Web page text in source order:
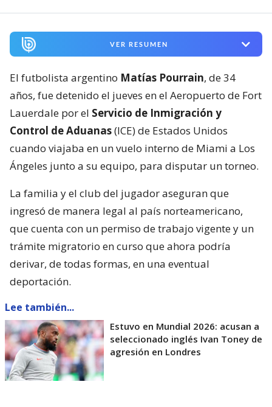
VER RESUMEN
El futbolista argentino Matías Pourrain, de 34
años, fue detenido el jueves en el Aeropuerto de Fort
Lauerdale por el Servicio de Inmigración y
Control de Aduanas(ICE) de Estados Unidos
cuando viajaba en un vuelo interno de Miami a Los
Ángeles junto a su equipo, para disputar un torneo.
La familia y el club del jugador aseguran que
ingresó de manera legal al país norteamericano,
que cuenta con un permiso de trabajo vigente y un
trámite migratorio en curso que ahora podría
derivar, de todas formas, en una eventual
deportación.
Lee también...
Estuvo en Mundial 2026: acusan a
seleccionado inglés Ivan Toney de
agresión en Londres